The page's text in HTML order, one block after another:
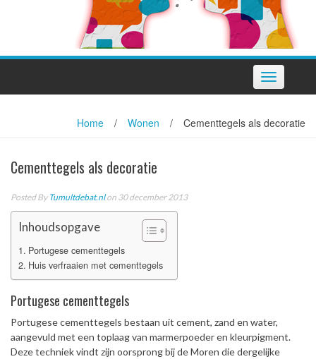
Toggle
navigation
Home / Wonen / Cementtegels als decoratie
Cementtegels als decoratie
Posted By Tumultdebat.nlon 30 december 2013
Inhoudsopgave
Portugese cementtegels
Huis verfraaien met cementtegels
Portugese cementtegels
Portugese cementtegels bestaan uit cement, zand en water,
aangevuld met een toplaag van marmerpoeder en kleurpigment.
Deze techniek vindt zijn oorsprong bij de Moren die dergelijke